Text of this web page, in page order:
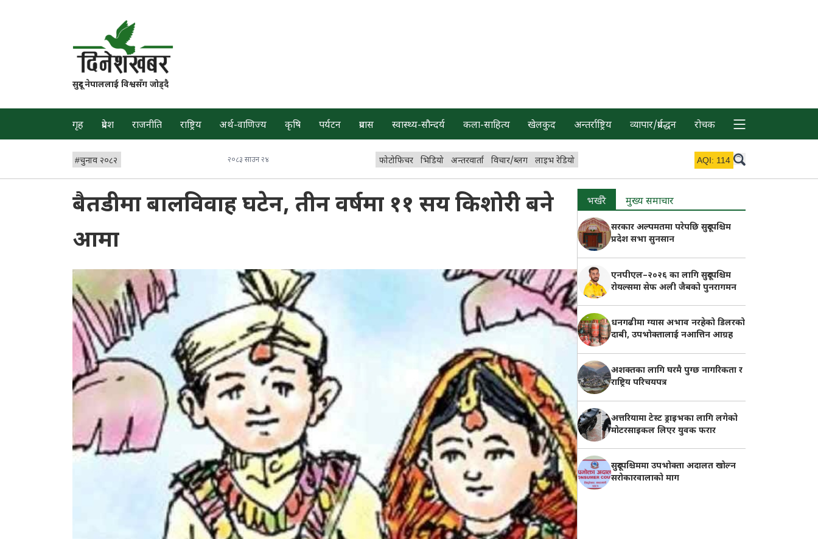
सुदूर नेपाललाई विश्वसँग जोड्दै
गृह प्रदेश राजनीति राष्ट्रिय अर्थ-वाणिज्य कृषि पर्यटन प्रवास स्वास्थ्य-सौन्दर्य कला-साहित्य खेलकुद अन्तर्राष्ट्रिय व्यापार/प्रर्वद्धन रोचक
#चुनाव २०८२ २०८३ साउन २४ फोटोफिचर भिडियो अन्तरवार्ता विचार/ब्लग लाइभ रेडियो AQI: 114
बैतडीमा बालविवाह घटेन, तीन वर्षमा ११ सय किशोरी बने
आमा
भर्खरै मुख्य समाचार
सरकार अल्पमतमा परेपछि सुदूरपश्चिम
प्रदेश सभा सुनसान
एनपीएल–२०२६ का लागि सुदूरपश्चिम
रोयल्समा सेफ अली जैबको पुनरागमन
धनगढीमा ग्यास अभाव नरहेको डिलरको
दाबी, उपभोक्तालाई नआत्तिन आग्रह
अशक्तका लागि घरमै पुग्छ नागरिकता र
राष्ट्रिय परिचयपत्र
अत्तरियामा टेस्ट ड्राइभका लागि लगेको
मोटरसाइकल लिएर युवक फरार
सुदूरपश्चिममा उपभोक्ता अदालत खोल्न
सरोकारवालाको माग